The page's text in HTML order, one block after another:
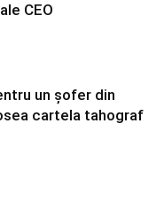
CEO
un șofer din
cartela tahograf